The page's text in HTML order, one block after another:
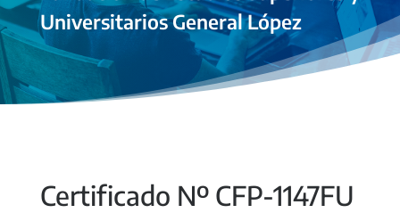
Universitarios General López
Certificado Nº CFP-1147FU